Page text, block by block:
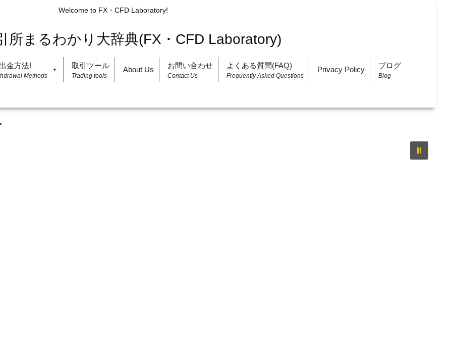
Welcome to FX・CFD Laboratory!
金方法!
Methods
取引ツール
Trading tools
About Us お問い合わせ
Contact Us
よくある質問(FAQ)
Frequently Asked Questions
Privacy Policy ブログ
Blog